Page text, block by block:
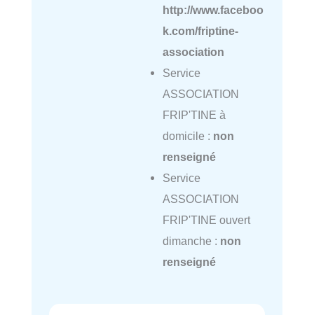
http://www.faceboo
k.com/friptine-
association
Service
ASSOCIATION
FRIP'TINE à
domicile : non
renseigné
Service
ASSOCIATION
FRIP'TINE ouvert
dimanche : non
renseigné